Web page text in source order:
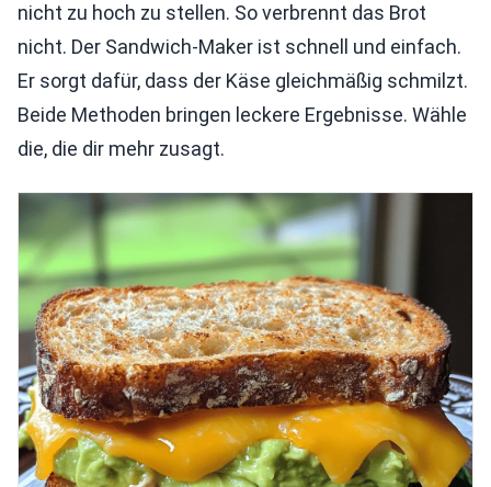
nicht zu hoch zu stellen. So verbrennt das Brot
nicht. Der Sandwich-Maker ist schnell und einfach.
Er sorgt dafür, dass der Käse gleichmäßig schmilzt.
Beide Methoden bringen leckere Ergebnisse. Wähle
die, die dir mehr zusagt.